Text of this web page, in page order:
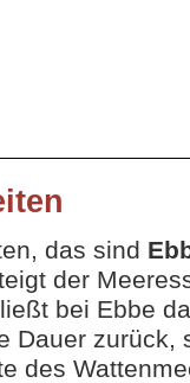
das sind
der
bei Ebbe
Dauer zurück,
des